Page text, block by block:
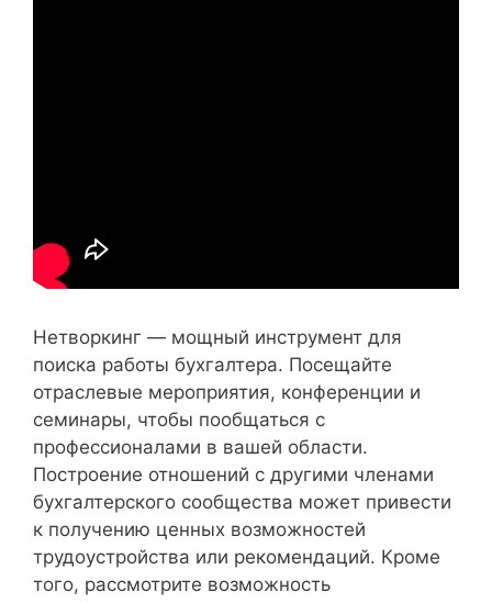
Нетворкинг — мощный инструмент для
поиска работы бухгалтера. Посещайте
отраслевые мероприятия, конференции и
семинары, чтобы пообщаться с
профессионалами в вашей области.
Построение отношений с другими членами
бухгалтерского сообщества может привести
к получению ценных возможностей
трудоустройства или рекомендаций. Кроме
того, рассмотрите возможность